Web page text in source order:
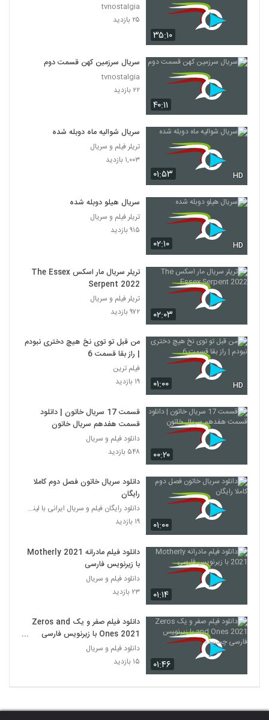
۳۵:۱۰
tvnostalgia
۲۵ بازدید
۴۰:۱۱
سریال سرزمین کهن قسمت دوم
tvnostalgia
۲۲ بازدید
۰۱:۵۳ HD
سریال شوالیه ماه دوبله شده
تریلر فیلم و سریال
۱,۰۰۳ بازدید
۰۲:۱۰ HD
سریال هیلو دوبله شده
تریلر فیلم و سریال
۹۱۵ بازدید
۰۲:۰۳
تریلر سریال مار اسکس The Essex
Serpent 2022
تریلر فیلم و سریال
۹۷۲ بازدید
۰۱:۰۰ HD
من قبل تو توی نخ هیچ دختری نبودم
| راز بقا قسمت 6
فیلم ترین
۱۹ بازدید
۰۰:۲۰
قسمت 17 سریال خاتون | دانلود
قسمت هفدهم سریال خاتون
دانلود فیلم و سریال
۵۴۸ بازدید
۰۱:۰۰
دانلود سریال خاتون فصل دوم کاملا
رایگان
دانلود رایگان فیلم و سریال ایرانی با لینک مستقیم
۱۹ بازدید
۰۱:۱۴
دانلود فیلم مادرانه Motherly 2021
با زیرنویس فارسی
دانلود فیلم و سریال
۲۳ بازدید
۰۱:۴۶
دانلود فیلم صفر و یک Zeros and
Ones 2021 با زیرنویس فارسی
چسبیده
دانلود فیلم و سریال
۱۵ بازدید